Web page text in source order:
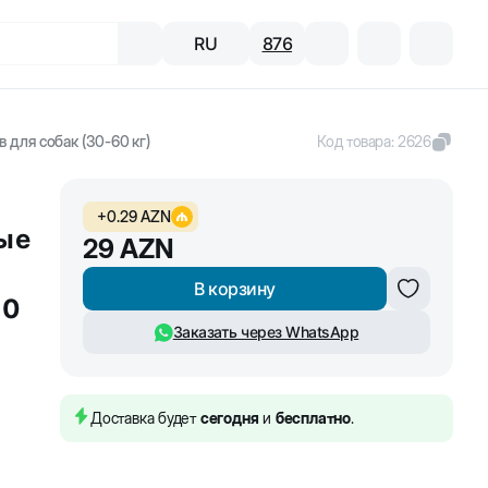
RU 876
для собак (30-60 кг) Код товара: 2626
+0.29AZN
29 AZN
В корзину
Заказать через WhatsApp
Доставка будетсегодня и бесплатно.